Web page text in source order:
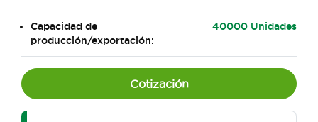
Capacidad de
producción/exportación:
40000 Unidades
Cotización